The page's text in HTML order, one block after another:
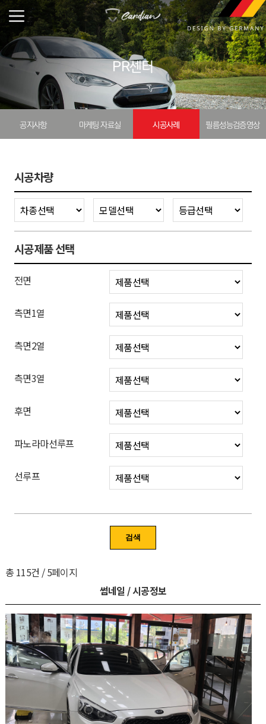
PR센터
공지사항 마케팅 자료실 시공사례 필름성능검증영상
시공차량
시공제품 선택
전면
측면1열
측면2열
측면3열
후면
파노라마선루프
선루프
검색
총 115건 /5페이지
썸네일 / 시공정보